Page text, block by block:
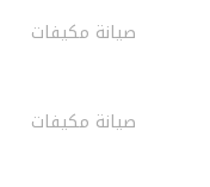
صيانة مكيفات
صيانة مكيفات